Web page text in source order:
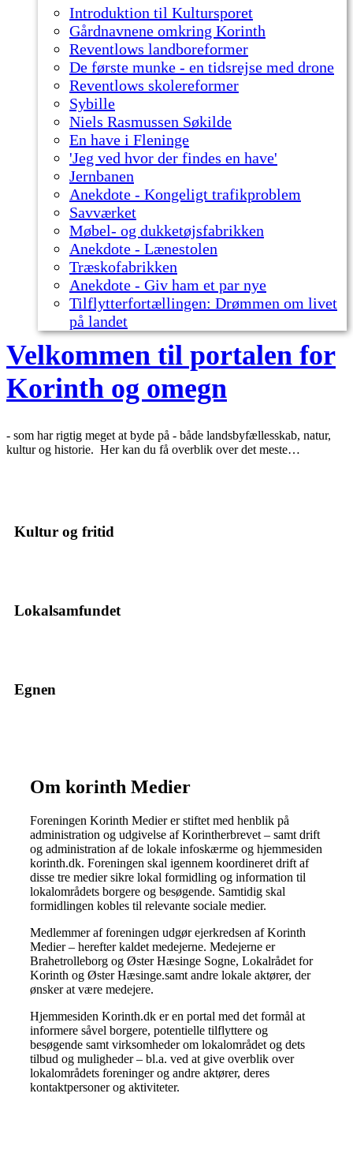
Introduktion til Kultursporet
Gårdnavnene omkring Korinth
Reventlows landboreformer
De første munke - en tidsrejse med drone
Reventlows skolereformer
Sybille
Niels Rasmussen Søkilde
En have i Fleninge
'Jeg ved hvor der findes en have'
Jernbanen
Anekdote - Kongeligt trafikproblem
Savværket
Møbel- og dukketøjsfabrikken
Anekdote - Lænestolen
Træskofabrikken
Anekdote - Giv ham et par nye
Tilflytterfortællingen: Drømmen om livet
på landet
Velkommen til portalen for
Korinth og omegn
- som har rigtig meget at byde på - både landsbyfællesskab, natur,
kultur og historie. Her kan du få overblik over det meste…
Kultur og fritid
Lokalsamfundet
Egnen
Om korinth Medier
Foreningen Korinth Medier er stiftet med henblik på
administration og udgivelse af Korintherbrevet – samt drift
og administration af de lokale infoskærme og hjemmesiden
korinth.dk. Foreningen skal igennem koordineret drift af
disse tre medier sikre lokal formidling og information til
lokalområdets borgere og besøgende. Samtidig skal
formidlingen kobles til relevante sociale medier.
Medlemmer af foreningen udgør ejerkredsen af Korinth
Medier – herefter kaldet medejerne. Medejerne er
Brahetrolleborg og Øster Hæsinge Sogne, Lokalrådet for
Korinth og Øster Hæsinge.samt andre lokale aktører, der
ønsker at være medejere.
Hjemmesiden Korinth.dk er en portal med det formål at
informere såvel borgere, potentielle tilflyttere og
besøgende samt virksomheder om lokalområdet og dets
tilbud og muligheder – bl.a. ved at give overblik over
lokalområdets foreninger og andre aktører, deres
kontaktpersoner og aktiviteter.